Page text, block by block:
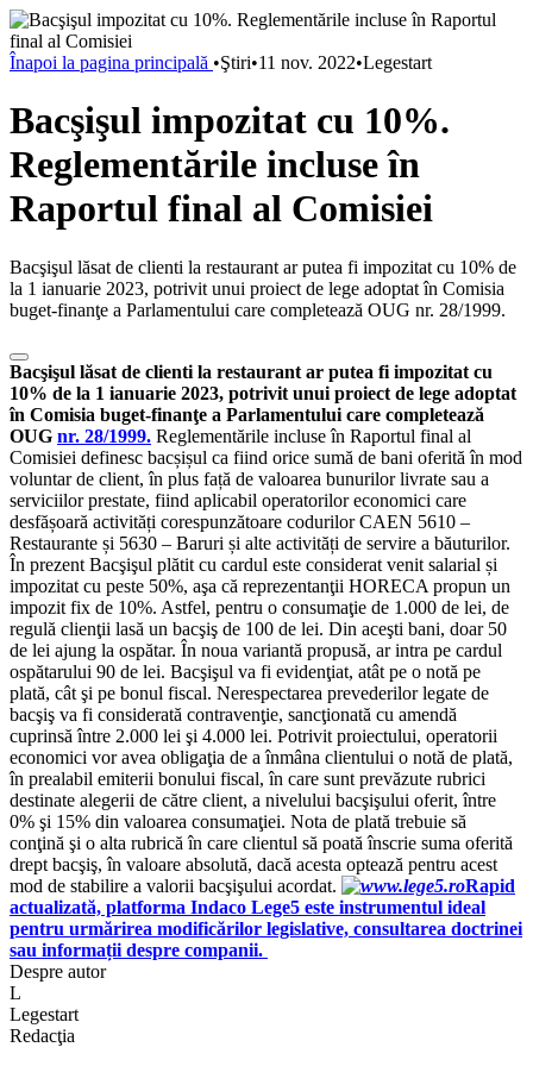
Înapoi la pagina principală •Ştiri•11 nov. 2022•Legestart
Bacşişul impozitat cu 10%.
Reglementările incluse în
Raportul final al Comisiei
Bacşişul lăsat de clienti la restaurant ar putea fi impozitat cu 10% de
la 1 ianuarie 2023, potrivit unui proiect de lege adoptat în Comisia
buget-finanţe a Parlamentului care completează OUG nr. 28/1999.
Bacşişul lăsat de clienti la restaurant ar putea fi impozitat cu
10% de la 1 ianuarie 2023, potrivit unui proiect de lege adoptat
în Comisia buget-finanţe a Parlamentului care completează
OUG nr. 28/1999. Reglementările incluse în Raportul final al
Comisiei definesc bacșișul ca fiind orice sumă de bani oferită în mod
voluntar de client, în plus față de valoarea bunurilor livrate sau a
serviciilor prestate, fiind aplicabil operatorilor economici care
desfășoară activități corespunzătoare codurilor CAEN 5610 –
Restaurante și 5630 – Baruri și alte activități de servire a băuturilor.
În prezent Bacşişul plătit cu cardul este considerat venit salarial și
impozitat cu peste 50%, aşa că reprezentanţii HORECA propun un
impozit fix de 10%. Astfel, pentru o consumaţie de 1.000 de lei, de
regulă clienţii lasă un bacşiş de 100 de lei. Din aceşti bani, doar 50
de lei ajung la ospătar. În noua variantă propusă, ar intra pe cardul
ospătarului 90 de lei. Bacşişul va fi evidenţiat, atât pe o notă pe
plată, cât şi pe bonul fiscal. Nerespectarea prevederilor legate de
bacşiş va fi considerată contravenţie, sancţionată cu amendă
cuprinsă între 2.000 lei şi 4.000 lei. Potrivit proiectului, operatorii
economici vor avea obligaţia de a înmâna clientului o notă de plată,
în prealabil emiterii bonului fiscal, în care sunt prevăzute rubrici
destinate alegerii de către client, a nivelului bacşişului oferit, între
0% şi 15% din valoarea consumaţiei. Nota de plată trebuie să
conţină şi o alta rubrică în care clientul să poată înscrie suma oferită
drept bacşiş, în valoare absolută, dacă acesta optează pentru acest
mod de stabilire a valorii bacşişului acordat.
Rapid
actualizată, platforma Indaco Lege5 este instrumentul ideal
pentru urmărirea modificărilor legislative, consultarea doctrinei
sau informații despre companii.
Despre autor
L
Legestart
Redacţia